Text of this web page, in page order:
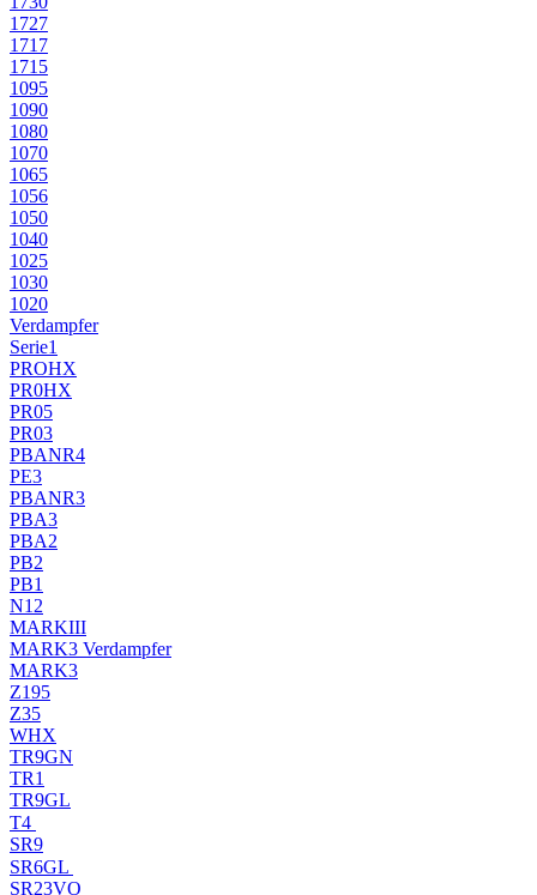
1727
1717
1715
1095
1090
1080
1070
1065
1056
1050
1040
1025
1030
1020
Verdampfer
Serie1
PROHX
PR0HX
PR05
PR03
PBANR4
PE3
PBANR3
PBA3
PBA2
PB2
PB1
N12
MARKIII
MARK3 Verdampfer
MARK3
Z195
Z35
WHX
TR9GN
TR1
TR9GL
T4
SR9
SR6GL
SR23VO